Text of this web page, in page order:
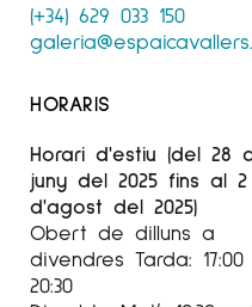
(+34) 629 033 150
HORARIS
Horari d'estiu (del 28
juny del 2025 fins al 2
d'agost del 2025)
Obert de dilluns a
divendres Tarda:
20:30